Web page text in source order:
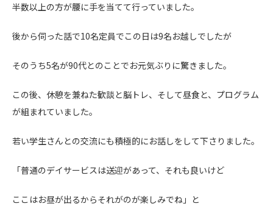
半数以上の方が腰に手を当てて行っていました。
後から伺った話で10名定員でこの日は9名お越しでしたが
そのうち5名が90代とのことでお元気ぶりに驚きました。
この後、休憩を兼ねた歓談と脳トレ、そして昼食と、プログラム
が組まれていました。
若い学生さんとの交流にも積極的にお話しをして下さりました。
「普通のデイサービスは送迎があって、それも良いけど
ここはお昼が出るからそれがのが楽しみでね」と